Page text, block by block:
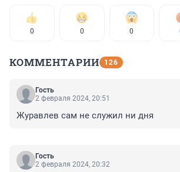
0 0 0
КОММЕНТАРИИ 126
Гость
2 февраля 2024, 20:51
Журавлев сам не служил ни дня
Гость
2 февраля 2024, 20:32